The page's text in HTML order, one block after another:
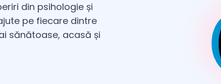
din psihologie și
pe fiecare dintre
sănătoase, acasă și